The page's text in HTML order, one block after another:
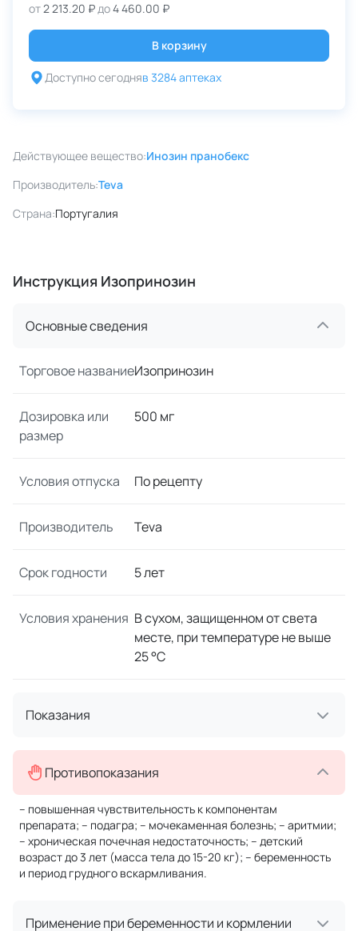
от2 213.20 ₽до4 460.00 ₽
В корзину
Доступно сегодняв 3284 аптеках
Действующее вещество:Инозин пранобекс
Производитель:Teva
Страна:Португалия
Инструкция Изопринозин
Основные сведения
Торговое названиеИзопринозин
Дозировка или
размер
500 мг
Условия отпуска По рецепту
Производитель Teva
Срок годности 5 лет
Условия хранения В сухом, защищенном от света
месте, при температуре не выше
25 °C
Показания
Противопоказания
– повышенная чувствительность к компонентам
препарата; – подагра; – мочекаменная болезнь; – аритмии;
– хроническая почечная недостаточность; – детский
возраст до 3 лет (масса тела до 15-20 кг); – беременность
и период грудного вскармливания.
Применение при беременности и кормлении